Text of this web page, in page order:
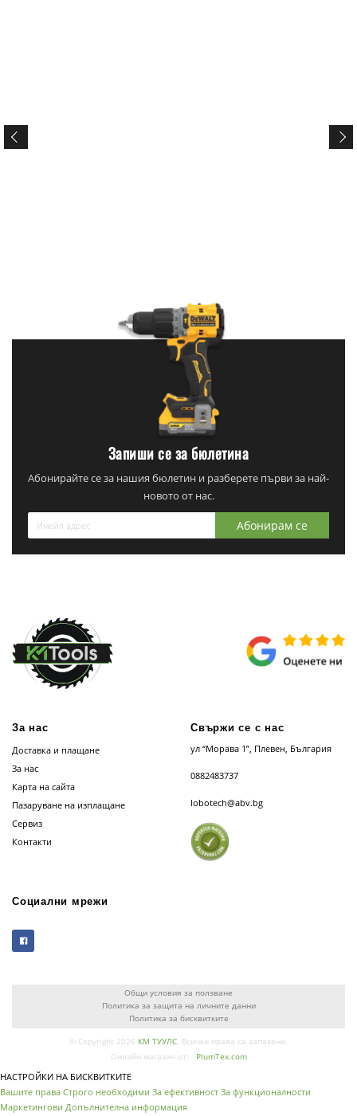
Запиши се за бюлетина
Абонирайте се за нашия бюлетин и разберете първи за най-
новото от нас.
Абонирам се
За нас
Доставка и плащане
За нас
Карта на сайта
Пазаруване на изплащане
Сервиз
Контакти
Свържи се с нас
ул “Морава 1”, Плевен, България
0882483737
lobotech@abv.bg
Социални мрежи
Общи условия за ползване
Политика за защита на личните данни
Политика за бисквитките
© Copyright 2026 КМ ТУУЛС. Всички права са запазени.
Онлайн магазин от:
PlumTex.com
НАСТРОЙКИ НА БИСКВИТКИТЕ
Вашите права Строго необходими За ефективност За функционалности
Маркетингови Допълнителна информация